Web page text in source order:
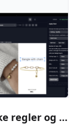
Opsæt dynamiske regler og fallback-løsninger i dit produktfeed